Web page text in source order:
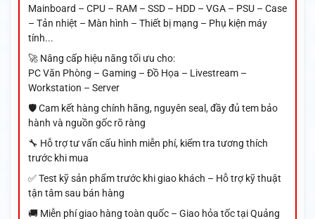
Mainboard – CPU – RAM – SSD – HDD – VGA – PSU – Case
– Tản nhiệt – Màn hình – Thiết bị mạng – Phụ kiện máy
tính...
🚀 Nâng cấp hiệu năng tối ưu cho:
PC Văn Phòng – Gaming – Đồ Họa – Livestream –
Workstation – Server
🛡️ Cam kết hàng chính hãng, nguyên seal, đầy đủ tem bảo
hành và nguồn gốc rõ ràng
🔧 Hỗ trợ tư vấn cấu hình miễn phí, kiểm tra tương thích
trước khi mua
✅ Test kỹ sản phẩm trước khi giao khách – Hỗ trợ kỹ thuật
tận tâm sau bán hàng
🚚 Miễn phí giao hàng toàn quốc – Giao hỏa tốc tại Quảng